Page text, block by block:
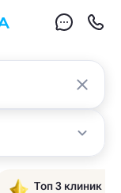
Топ 3 клиник